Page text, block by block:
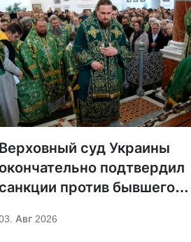
Верховный суд Украины
подтвердил
против бывшего
Авг 2026